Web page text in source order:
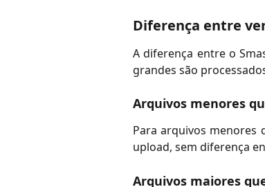
Diferença entre
A diferença entre o
grandes são
Arquivos menores
Para arquivos menores
upload, sem diferença
Arquivos maiores